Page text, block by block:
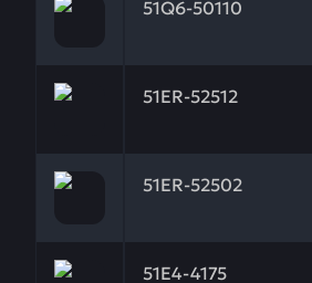
51Q6-50110
51ER-52512
Заказывая запчасти у нас,
51ER-52502
Заказывая запчасти у нас,
51E4-4175
Заказывая запчасти у нас,